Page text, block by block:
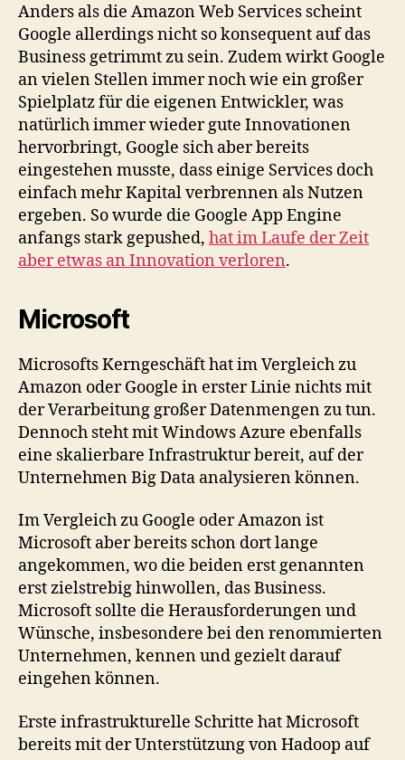
Anders als die Amazon Web Services scheint
Google allerdings nicht so konsequent auf das
Business getrimmt zu sein. Zudem wirkt Google
an vielen Stellen immer noch wie ein großer
Spielplatz für die eigenen Entwickler, was
natürlich immer wieder gute Innovationen
hervorbringt, Google sich aber bereits
eingestehen musste, dass einige Services doch
einfach mehr Kapital verbrennen als Nutzen
ergeben. So wurde die Google App Engine
anfangs stark gepushed, hat im Laufe der Zeit
aber etwas an Innovation verloren.
Microsoft
Microsofts Kerngeschäft hat im Vergleich zu
Amazon oder Google in erster Linie nichts mit
der Verarbeitung großer Datenmengen zu tun.
Dennoch steht mit Windows Azure ebenfalls
eine skalierbare Infrastruktur bereit, auf der
Unternehmen Big Data analysieren können.
Im Vergleich zu Google oder Amazon ist
Microsoft aber bereits schon dort lange
angekommen, wo die beiden erst genannten
erst zielstrebig hinwollen, das Business.
Microsoft sollte die Herausforderungen und
Wünsche, insbesondere bei den renommierten
Unternehmen, kennen und gezielt darauf
eingehen können.
Erste infrastrukturelle Schritte hat Microsoft
bereits mit der Unterstützung von Hadoop auf